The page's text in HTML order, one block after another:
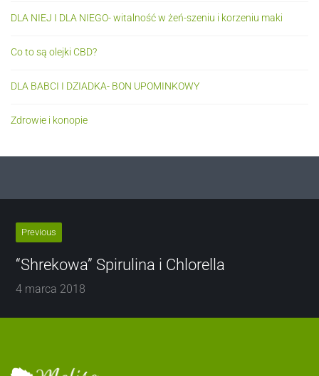
DLA NIEJ I DLA NIEGO- witalność w żeń-szeniu i korzeniu maki
Co to są olejki CBD?
DLA BABCI I DZIADKA- BON UPOMINKOWY
Zdrowie i konopie
Previous
“Shrekowa” Spirulina i Chlorella
4 marca 2018